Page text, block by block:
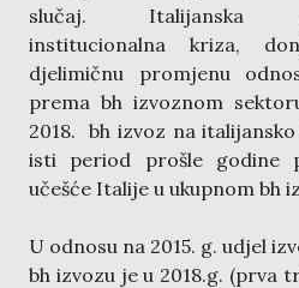
slučaj. Italijanska
institucionalna kriza,
djelimičnu promjenu
prema bh izvoznom
2018. bh izvoz na
isti period prošle godine
učešće Italije u ukupnom bh
U odnosu na 2015. g. udjel
bh izvozu je u 2018.g. (prva